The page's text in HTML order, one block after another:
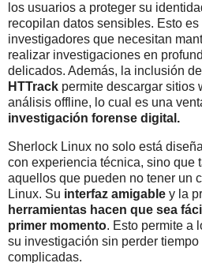
los usuarios a proteger su
recopilan datos sensibles. Esto es
investigadores que necesitan
realizar investigaciones en
delicados. Además, la inclusión
HTTrack permite descargar sitios
análisis offline, lo cual es una
investigación forense digital.
Sherlock Linux no solo está
con experiencia técnica, sino que
aquellos que pueden no tener un
Linux. Su interfaz amigable y la
herramientas hacen que sea
primer momento. Esto permite a
su investigación sin perder
complicadas.